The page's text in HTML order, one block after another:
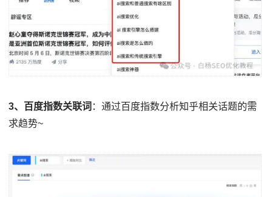
3、百度指数关联词 ：通过百度指数分析知乎相关话题的需
求趋势~